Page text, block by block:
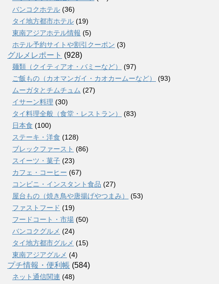
バンコクホテル (36)
タイ地方都市ホテル (19)
東南アジアホテル情報 (5)
ホテル予約サイトや割引クーポン (3)
グルメレポート (928)
麺類（クイティアオ・バミーなど）
(97)
ご飯もの（カオマンガイ・カオカームーなど）
(93)
ムーガタとチムチュム (27)
イサーン料理 (30)
タイ料理全般（食堂・レストラン）
(83)
日本食 (100)
ステーキ・洋食 (128)
ブレックファースト (86)
スイーツ・菓子 (23)
カフェ・コーヒー (67)
コンビニ・インスタント食品 (27)
屋台もの（焼き鳥や唐揚げやつまみ）
(53)
ファストフード (19)
フードコート・市場 (50)
バンコクグルメ (24)
タイ地方都市グルメ (15)
東南アジアグルメ (4)
プチ情報・便利帳 (584)
ネット通信関連 (48)